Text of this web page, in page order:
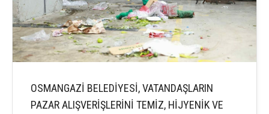
OSMANGAZİ BELEDİYESİ, VATANDAŞLARIN
PAZAR ALIŞVERİŞLERİNİ TEMİZ, HİJYENİK VE